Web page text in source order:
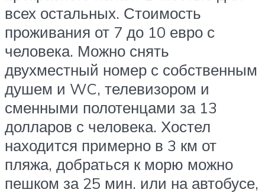
всех остальных. Стоимость
проживания от 7 до 10 евро с
человека. Можно снять
двухместный номер с собственным
душем и WC, телевизором и
сменными полотенцами за 13
долларов с человека. Хостел
находится примерно в 3 км от
пляжа, добраться к морю можно
пешком за 25 мин. или на автобусе,